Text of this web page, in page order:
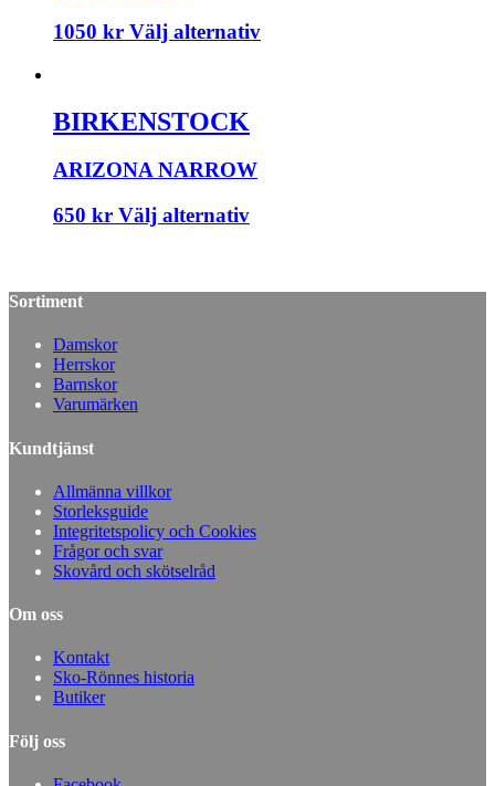
1050 kr Välj alternativ
BIRKENSTOCK
ARIZONA NARROW
650 kr Välj alternativ
Sortiment
Damskor
Herrskor
Barnskor
Varumärken
Kundtjänst
Allmänna villkor
Storleksguide
Integritetspolicy och Cookies
Frågor och svar
Skovård och skötselråd
Om oss
Kontakt
Sko-Rönnes historia
Butiker
Följ oss